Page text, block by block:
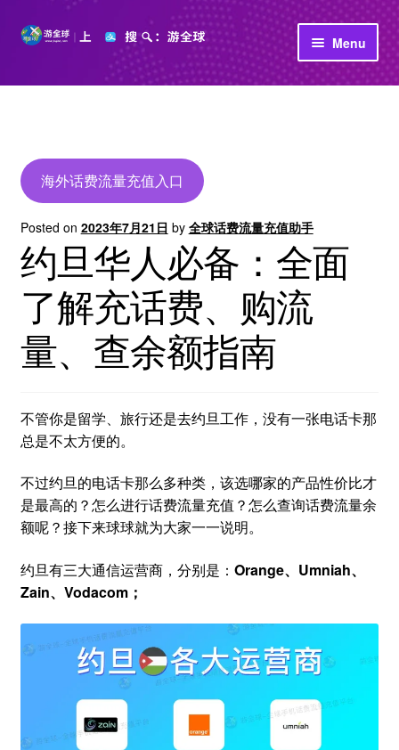
Skip
Skip
Menu
首页
公司介绍
海外话费流量充值入口
Posted on 2023年7月21日 by 全球话费流量充值助手
约旦华人必备：全面
了解充话费、购流
量、查余额指南
不管你是留学、旅行还是去约旦工作，没有一张电话卡那
总是不太方便的。
不过约旦的电话卡那么多种类，该选哪家的产品性价比才
是最高的？怎么进行话费流量充值？怎么查询话费流量余
额呢？接下来球球就为大家一一说明。
约旦有三大通信运营商，分别是： Orange、Umniah、
Zain、Vodacom；